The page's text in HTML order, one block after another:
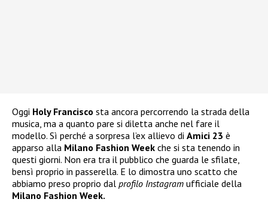
Oggi Holy Francisco sta ancora percorrendo la strada della
musica, ma a quanto pare si diletta anche nel fare il
modello. Sì perché a sorpresa l’ex allievo di Amici 23 è
apparso alla Milano Fashion Week che si sta tenendo in
questi giorni. Non era tra il pubblico che guarda le sfilate,
bensì proprio in passerella. E lo dimostra uno scatto che
abbiamo preso proprio dal profilo Instagram ufficiale della
Milano Fashion Week.